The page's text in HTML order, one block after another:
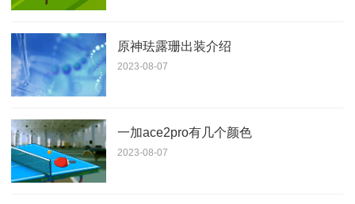
原神珐露珊出装介绍
2023-08-07
一加ace2pro有几个颜色
2023-08-07